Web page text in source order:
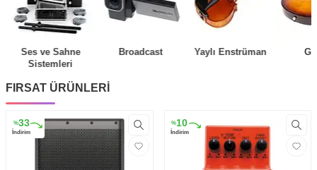
Ses ve Sahne
Sistemleri
Broadcast Yaylı Enstrüman
FIRSAT ÜRÜNLERİ
%33
İndirim
%10
İndirim